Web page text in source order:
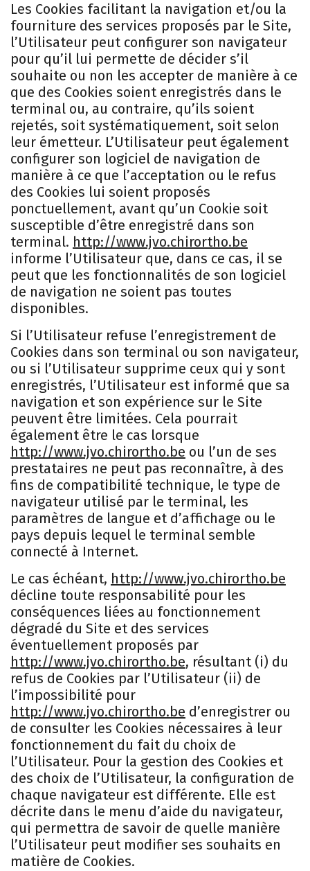
Les Cookies facilitant la navigation et/ou la
fourniture des services proposés par le Site,
l’Utilisateur peut configurer son navigateur
pour qu’il lui permette de décider s’il
souhaite ou non les accepter de manière à ce
que des Cookies soient enregistrés dans le
terminal ou, au contraire, qu’ils soient
rejetés, soit systématiquement, soit selon
leur émetteur. L’Utilisateur peut également
configurer son logiciel de navigation de
manière à ce que l’acceptation ou le refus
des Cookies lui soient proposés
ponctuellement, avant qu’un Cookie soit
susceptible d’être enregistré dans son
terminal. http://www.jvo.chirortho.be
informe l’Utilisateur que, dans ce cas, il se
peut que les fonctionnalités de son logiciel
de navigation ne soient pas toutes
disponibles.
Si l’Utilisateur refuse l’enregistrement de
Cookies dans son terminal ou son navigateur,
ou si l’Utilisateur supprime ceux qui y sont
enregistrés, l’Utilisateur est informé que sa
navigation et son expérience sur le Site
peuvent être limitées. Cela pourrait
également être le cas lorsque
http://www.jvo.chirortho.be ou l’un de ses
prestataires ne peut pas reconnaître, à des
fins de compatibilité technique, le type de
navigateur utilisé par le terminal, les
paramètres de langue et d’affichage ou le
pays depuis lequel le terminal semble
connecté à Internet.
Le cas échéant, http://www.jvo.chirortho.be
décline toute responsabilité pour les
conséquences liées au fonctionnement
dégradé du Site et des services
éventuellement proposés par
http://www.jvo.chirortho.be, résultant (i) du
refus de Cookies par l’Utilisateur (ii) de
l’impossibilité pour
http://www.jvo.chirortho.be d’enregistrer ou
de consulter les Cookies nécessaires à leur
fonctionnement du fait du choix de
l’Utilisateur. Pour la gestion des Cookies et
des choix de l’Utilisateur, la configuration de
chaque navigateur est différente. Elle est
décrite dans le menu d’aide du navigateur,
qui permettra de savoir de quelle manière
l’Utilisateur peut modifier ses souhaits en
matière de Cookies.